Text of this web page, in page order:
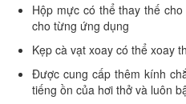
Hộp mực có thể thay thế
cho từng ứng dụng
Kẹp cà vạt xoay có thể xoay
Được cung cấp thêm kính
tiếng ồn của hơi thở và luôn